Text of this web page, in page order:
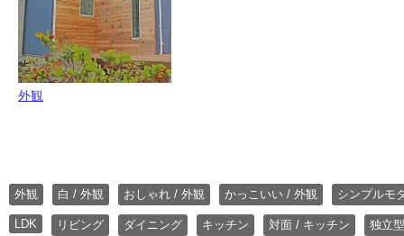
外観
外観 白 / 外観 おしゃれ / 外観 かっこいい / 外観 シンプルモ
LDK リビング ダイニング キッチン 対面 / キッチン 独立